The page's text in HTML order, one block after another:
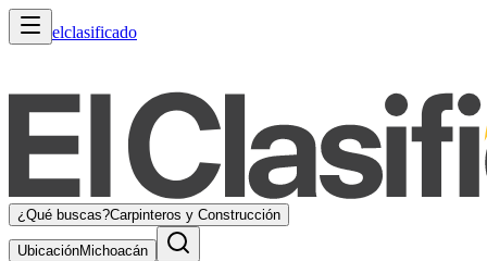
elclasificado
¿Qué buscas?Carpinteros y Construcción
UbicaciónMichoacán